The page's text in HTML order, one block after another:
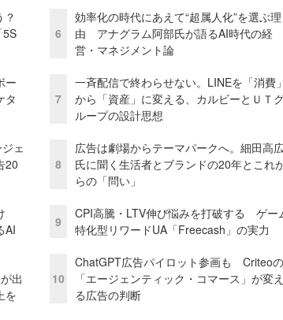
5S
ー
タ
ェ
20
AI
出
を
6
効率化の時代にあえて“超属人化”を選ぶ理
由 アナグラム阿部氏が語るAI時代の経
営・マネジメント論
7
一斉配信で終わらせない。LINEを「消費」
から「資産」に変える、カルビーとＵＴ
ループの設計思想
8
広告は劇場からテーマパークへ。細田高
氏に聞く生活者とブランドの20年とこれ
らの「問い」
9
CPI高騰・LTV伸び悩みを打破する ゲー
特化型リワードUA「Freecash」の実力
10
ChatGPT広告パイロット参画も Criteoの
「エージェンティック・コマース」が変え
る広告の判断